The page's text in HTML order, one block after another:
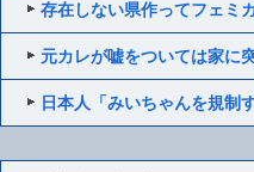
存在しない県作ってフェミ
元カレが嘘をついては家に
日本人「みいちゃんを規制